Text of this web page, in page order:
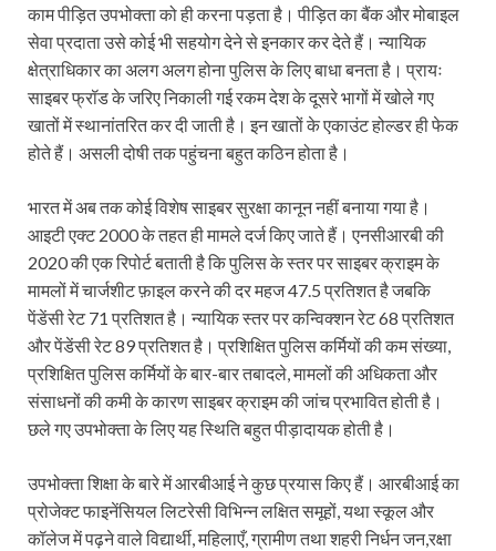
काम पीड़ित उपभोक्ता को ही करना पड़ता है। पीड़ित का बैंक और मोबाइल
सेवा प्रदाता उसे कोई भी सहयोग देने से इनकार कर देते हैं। न्यायिक
क्षेत्राधिकार का अलग अलग होना पुलिस के लिए बाधा बनता है। प्रायः
साइबर फ्रॉड के जरिए निकाली गई रकम देश के दूसरे भागों में खोले गए
खातों में स्थानांतरित कर दी जाती है। इन खातों के एकाउंट होल्डर ही फेक
होते हैं। असली दोषी तक पहुंचना बहुत कठिन होता है।
भारत में अब तक कोई विशेष साइबर सुरक्षा कानून नहीं बनाया गया है।
आइटी एक्ट 2000 के तहत ही मामले दर्ज किए जाते हैं। एनसीआरबी की
2020 की एक रिपोर्ट बताती है कि पुलिस के स्तर पर साइबर क्राइम के
मामलों में चार्जशीट फ़ाइल करने की दर महज 47.5 प्रतिशत है जबकि
पेंडेंसी रेट 71 प्रतिशत है। न्यायिक स्तर पर कन्विक्शन रेट 68 प्रतिशत
और पेंडेंसी रेट 89 प्रतिशत है। प्रशिक्षित पुलिस कर्मियों की कम संख्या,
प्रशिक्षित पुलिस कर्मियों के बार-बार तबादले, मामलों की अधिकता और
संसाधनों की कमी के कारण साइबर क्राइम की जांच प्रभावित होती है।
छले गए उपभोक्ता के लिए यह स्थिति बहुत पीड़ादायक होती है।
उपभोक्ता शिक्षा के बारे में आरबीआई ने कुछ प्रयास किए हैं। आरबीआई का
प्रोजेक्ट फाइनेंसियल लिटरेसी विभिन्न लक्षित समूहों, यथा स्कूल और
कॉलेज में पढ़ने वाले विद्यार्थी, महिलाएँ, ग्रामीण तथा शहरी निर्धन जन,रक्षा